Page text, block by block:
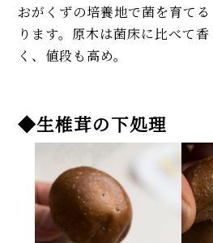
おがくずの培養地で菌を育て
ります。原木は菌床に比べて
く、値段も高め。
◆生椎茸の下処理